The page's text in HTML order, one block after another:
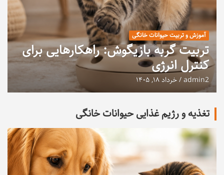
آموزش و تربیت حیوانات خانگی
تربیت گربه بازیگوش: راهکارهایی برای
کنترل انرژی
خرداد ۱۸, ۱۴۰۵ admin2
تغذیه و رژیم غذایی حیوانات خانگی